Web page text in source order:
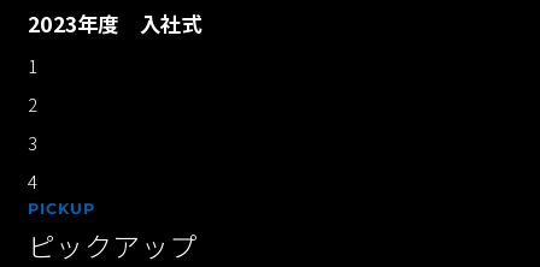
2023年度 入社式
1
2
3
4
PICKUP
ピックアップ